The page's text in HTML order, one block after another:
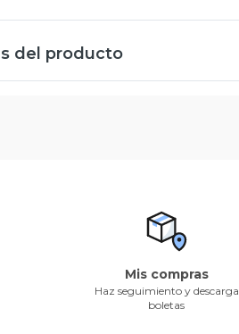
del producto
Mis compras
Haz seguimiento y descarga
boletas